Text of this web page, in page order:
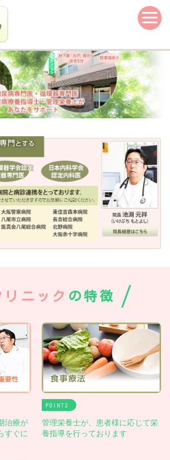
リニック の特徴
治療が
すぐに
POINT
管理栄養士が、患者様に応じて栄
養指導を行っております